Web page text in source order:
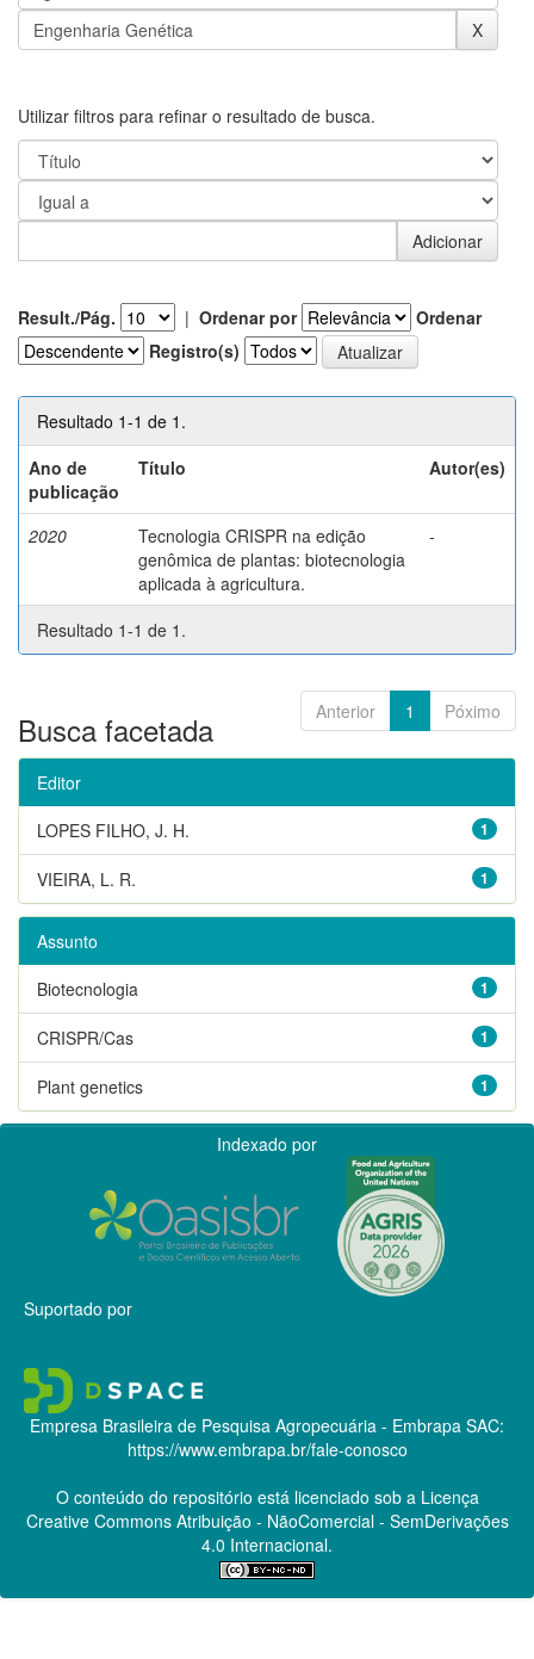
Utilizar filtros para refinar o resultado de busca.
Result./Pág. | Ordenar por
Ordenar
Registro(s)
Resultado 1-1 de 1.
Ano de
publicação
Título Autor(es)
2020
Tecnologia CRISPR na edição
genômica de plantas: biotecnologia
aplicada à agricultura.
-
Resultado 1-1 de 1.
Anterior 1 Póximo
Busca facetada
Editor
1
LOPES FILHO, J. H.
1
VIEIRA, L. R.
Assunto
1
Biotecnologia
1
CRISPR/Cas
1
Plant genetics
Indexado por
Suportado por
Empresa Brasileira de Pesquisa Agropecuária - Embrapa SAC:
https://www.embrapa.br/fale-conosco
O conteúdo do repositório está licenciado sob a Licença
Creative CommonsAtribuição - NãoComercial - SemDerivações
4.0 Internacional.